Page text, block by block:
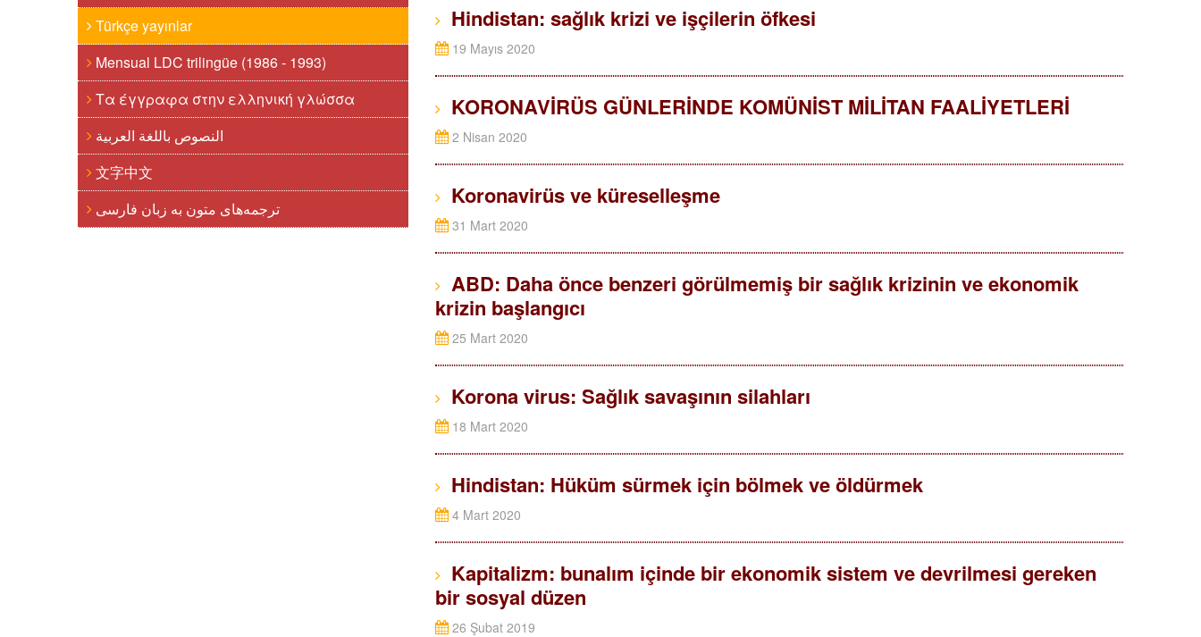
Türkçe yayınlar
Mensual LDC trilingüe (1986 - 1993)
Τα έγγραφα στην ελληνική γλώσσα
النصوص باللغة العربية
文字中文
ترجمه‌های متون به زبان فارسی
Hindistan: sağlık krizi ve işçilerin öfkesi
19 Mayıs 2020
KORONAVİRÜS GÜNLERİNDE KOMÜNİST MİLİTAN FAALİYETLERİ
2 Nisan 2020
Koronavirüs ve küreselleşme
31 Mart 2020
ABD: Daha önce benzeri görülmemiş bir sağlık krizinin ve ekonomik
krizin başlangıcı
25 Mart 2020
Korona virus: Sağlık savaşının silahları
18 Mart 2020
Hindistan: Hüküm sürmek için bölmek ve öldürmek
4 Mart 2020
Kapitalizm: bunalım içinde bir ekonomik sistem ve devrilmesi gereken
bir sosyal düzen
26 Şubat 2019